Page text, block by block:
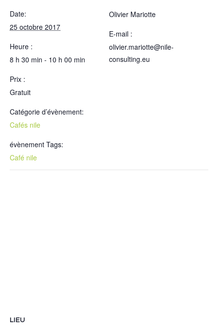
Date:
25 octobre 2017
Heure :
8 h 30 min - 10 h 00 min
Prix :
Gratuit
Catégorie d’évènement:
Cafés nile
évènement Tags:
Café nile
Olivier Mariotte
E-mail :
olivier.mariotte@nile-
consulting.eu
LIEU